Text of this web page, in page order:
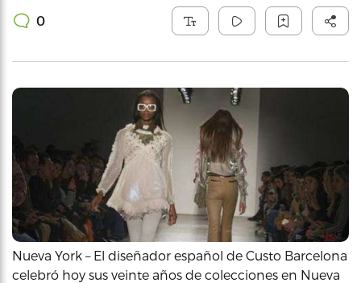
0
Nueva York – El diseñador español de Custo Barcelona
celebró hoy sus veinte años de colecciones en Nueva